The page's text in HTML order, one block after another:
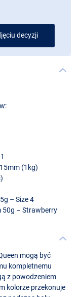
decyzji
(1kg)
– Size 4
50g – Strawberry
mogą być
kompletnemu
z powodzeniem
kolorze przekonuje